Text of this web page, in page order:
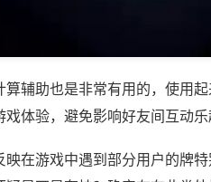
辅助也是非常有用的，使用
体验，避免影响好友间互动乐
在游戏中遇到部分用户的牌特